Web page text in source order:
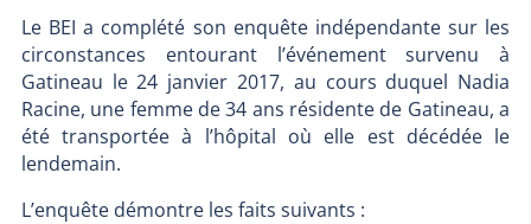
Le BEI a complété son enquête indépendante sur les
circonstances entourant l’événement survenu à
Gatineau le 24 janvier 2017, au cours duquel Nadia
Racine, une femme de 34 ans résidente de Gatineau, a
été transportée à l’hôpital où elle est décédée le
lendemain.
L’enquête démontre les faits suivants :